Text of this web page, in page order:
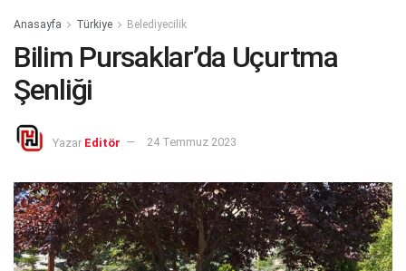
Anasayfa Türkiye Belediyecilik
Bilim Pursaklar’da Uçurtma
Şenliği
Yazar Editör 24 Temmuz 2023